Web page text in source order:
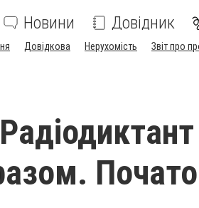
Новини Довідник
Довідкова Нерухомість Звіт про